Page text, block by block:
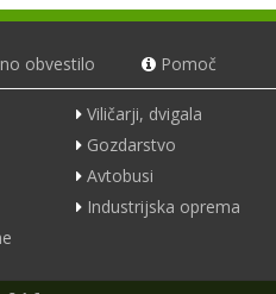
obvestilo Pomoč
Viličarji, dvigala
Gozdarstvo
Avtobusi
Industrijska oprema